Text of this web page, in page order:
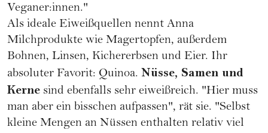
Veganer:innen."
Als ideale Eiweißquellen nennt Anna
Milchprodukte wie Magertopfen, außerdem
Bohnen, Linsen, Kichererbsen und Eier. Ihr
absoluter Favorit: Quinoa. Nüsse, Samen und
Kerne sind ebenfalls sehr eiweißreich. "Hier muss
man aber ein bisschen aufpassen", rät sie. "Selbst
kleine Mengen an Nüssen enthalten relativ viel